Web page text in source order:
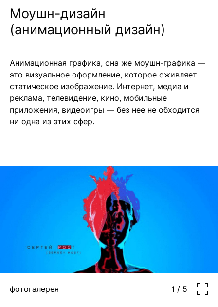
Моушн-дизайн
(анимационный дизайн)
Анимационная графика, она же моушн-графика —
это визуальное оформление, которое оживляет
статическое изображение. Интернет, медиа и
реклама, телевидение, кино, мобильные
приложения, видеоигры — без нее не обходится
ни одна из этих сфер.
фотогалерея 1 / 5